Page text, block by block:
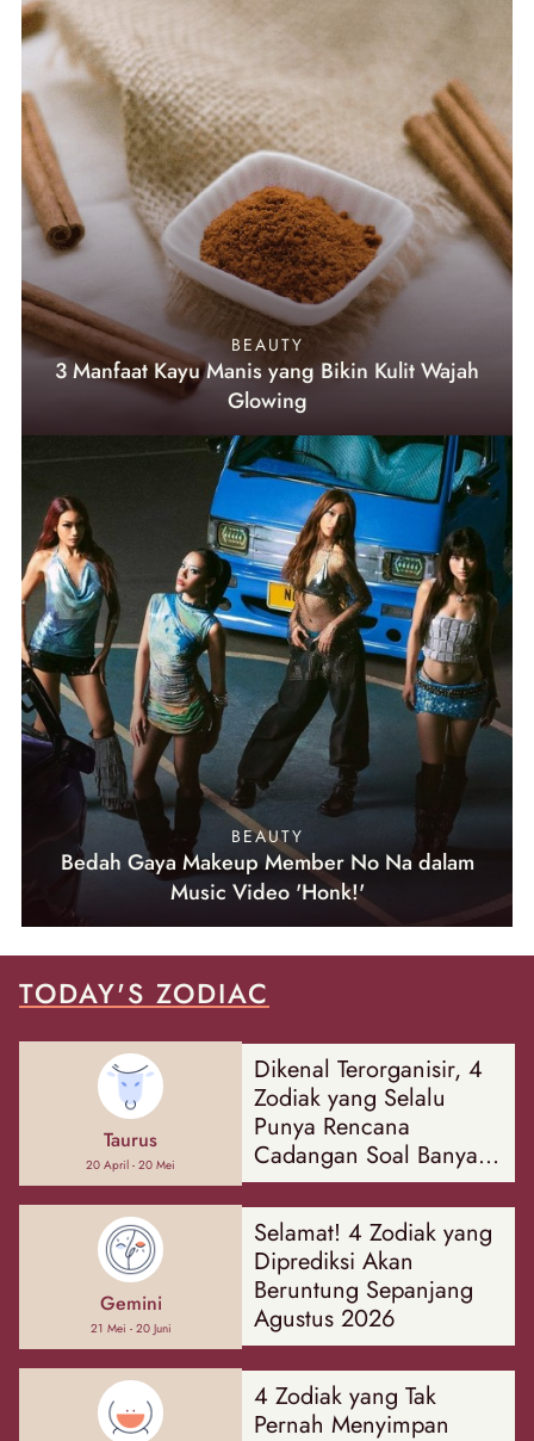
BEAUTY
3 Manfaat Kayu Manis yang Bikin Kulit Wajah
Glowing
BEAUTY
Bedah Gaya Makeup Member No Na dalam
Music Video 'Honk!'
TODAY'S ZODIAC
Taurus
20 April - 20 Mei
Dikenal Terorganisir, 4
Zodiak yang Selalu
Punya Rencana
Cadangan Soal Banyak
Hal
Gemini
21 Mei - 20 Juni
Selamat! 4 Zodiak yang
Diprediksi Akan
Beruntung Sepanjang
Agustus 2026
4 Zodiak yang Tak
Pernah Menyimpan